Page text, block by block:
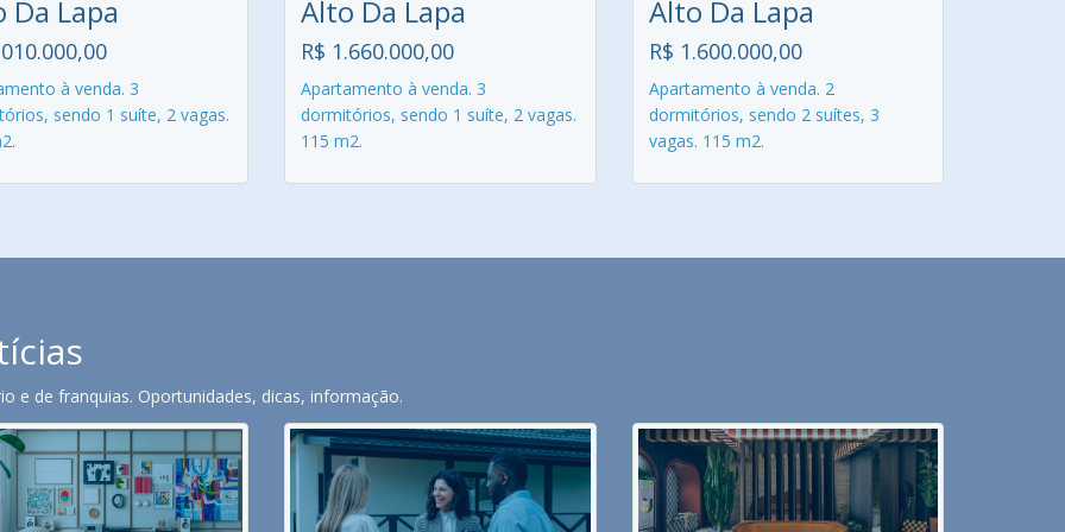
Da Lapa
à venda. 3
sendo 1 suíte, 2 vagas.
Alto Da Lapa
R$ 1.660.000,00
Apartamento à venda. 3
dormitórios, sendo 1 suíte, 2 vagas.
115 m2.
Alto Da Lapa
R$ 1.600.000,00
Apartamento à venda. 2
dormitórios, sendo 2 suítes, 3
vagas. 115 m2.
e de franquias. Oportunidades, dicas, informação.